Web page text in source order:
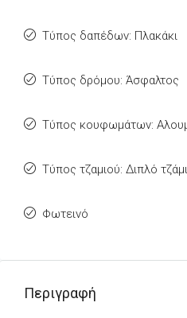
Τύπος δαπέδων: Πλακάκι
Τύπος δρόμου: Άσφαλτος
Τύπος κουφωμάτων:
Τύπος τζαμιού: Διπλό τζάμι
Φωτεινό
Περιγραφή